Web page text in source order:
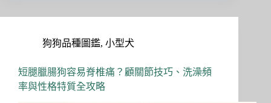
ok do
狗狗品種圖鑑, 小型犬
短腿臘腸狗容易脊椎痛？顧關節技巧、洗澡頻
率與性格特質全攻略